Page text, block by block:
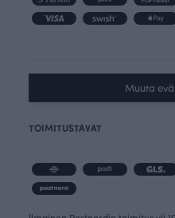
Muuta
TOIMITUSTAVAT